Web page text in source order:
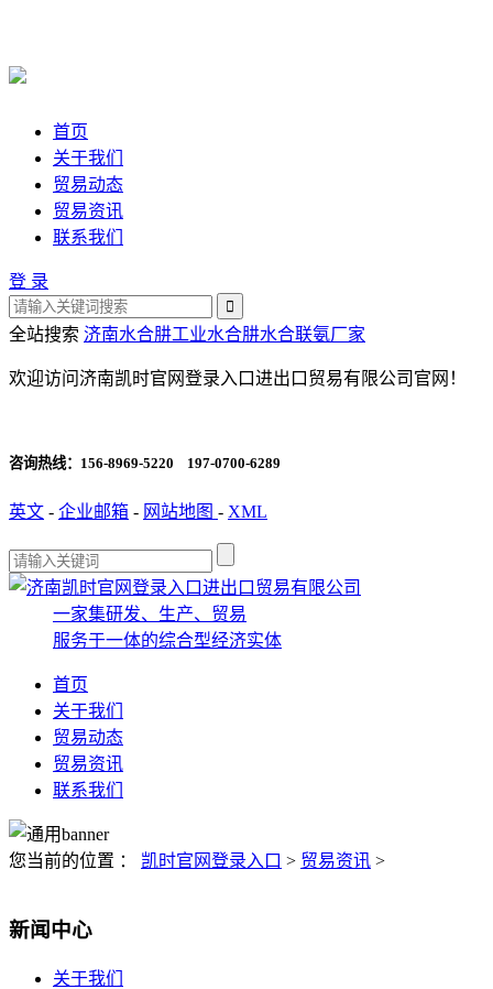
首页
关于我们
贸易动态
贸易资讯
联系我们
登 录
全站搜索 济南水合肼工业水合肼水合联氨厂家
欢迎访问济南凯时官网登录入口进出口贸易有限公司官网！
咨询热线： 156-8969-5220 197-0700-6289
英文 - 企业邮箱 - 网站地图 - XML
一家集研发、生产、贸易
服务于一体的综合型经济实体
首页
关于我们
贸易动态
贸易资讯
联系我们
您当前的位置 ： 凯时官网登录入口 > 贸易资讯 >
新闻中心
关于我们